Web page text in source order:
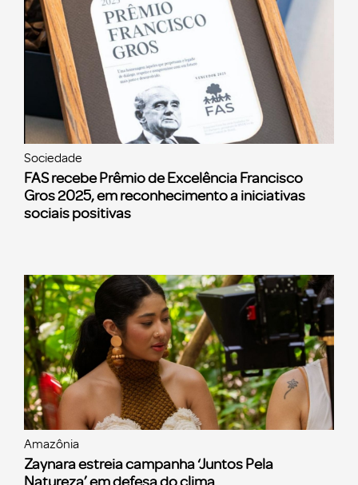
Sociedade
FAS recebe Prêmio de Excelência Francisco
Gros 2025, em reconhecimento a iniciativas
sociais positivas
Amazônia
Zaynara estreia campanha ‘Juntos Pela